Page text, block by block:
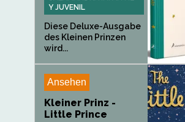
Y JUVENIL
Diese Deluxe-Ausgabe
des Kleinen Prinzen
wird...
Ansehen
Kleiner Prinz -
Little Prince